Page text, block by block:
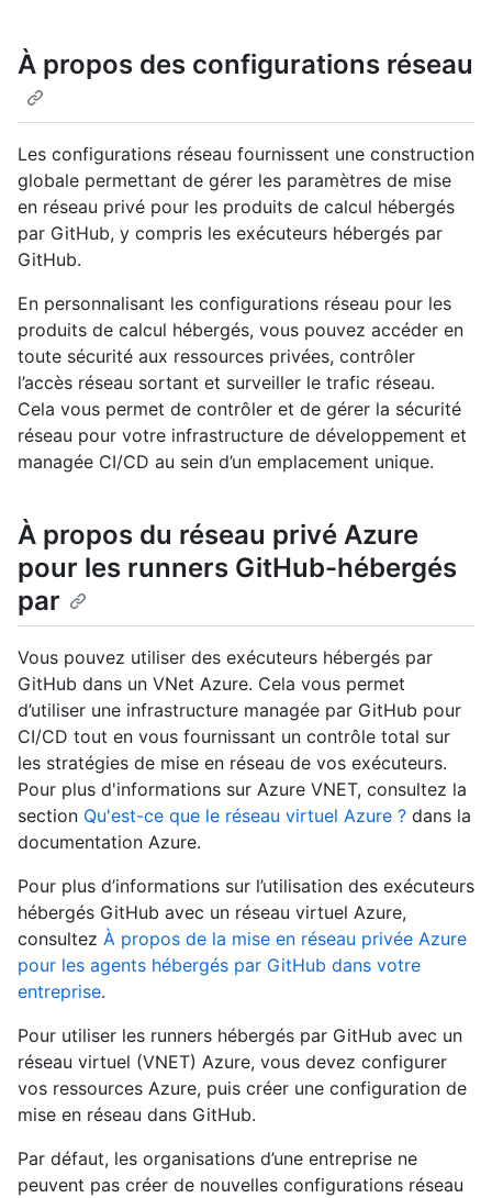
À propos des configurations réseau
Les configurations réseau fournissent une construction
globale permettant de gérer les paramètres de mise
en réseau privé pour les produits de calcul hébergés
par GitHub, y compris les exécuteurs hébergés par
GitHub.
En personnalisant les configurations réseau pour les
produits de calcul hébergés, vous pouvez accéder en
toute sécurité aux ressources privées, contrôler
l’accès réseau sortant et surveiller le trafic réseau.
Cela vous permet de contrôler et de gérer la sécurité
réseau pour votre infrastructure de développement et
managée CI/CD au sein d’un emplacement unique.
À propos du réseau privé Azure
pour les runners GitHub-hébergés
par
Vous pouvez utiliser des exécuteurs hébergés par
GitHub dans un VNet Azure. Cela vous permet
d’utiliser une infrastructure managée par GitHub pour
CI/CD tout en vous fournissant un contrôle total sur
les stratégies de mise en réseau de vos exécuteurs.
Pour plus d'informations sur Azure VNET, consultez la
section Qu'est-ce que le réseau virtuel Azure ? dans la
documentation Azure.
Pour plus d’informations sur l’utilisation des exécuteurs
hébergés GitHub avec un réseau virtuel Azure,
consultez À propos de la mise en réseau privée Azure
pour les agents hébergés par GitHub dans votre
entreprise.
Pour utiliser les runners hébergés par GitHub avec un
réseau virtuel (VNET) Azure, vous devez configurer
vos ressources Azure, puis créer une configuration de
mise en réseau dans GitHub.
Par défaut, les organisations d’une entreprise ne
peuvent pas créer de nouvelles configurations réseau